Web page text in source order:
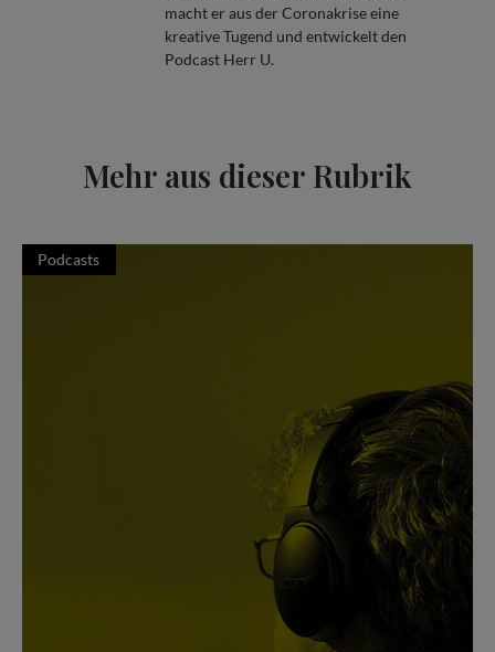
macht er aus der Coronakrise eine
kreative Tugend und entwickelt den
Podcast Herr U.
Mehr aus dieser Rubrik
Podcasts